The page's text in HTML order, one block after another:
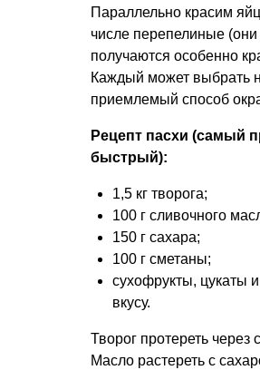
Параллельно красим
числе перепелиные (они
получаются особенно
Каждый может выбрать
приемлемый способ
Рецепт пасхи (самый
быстрый):
1,5 кг творога;
100 г сливочного
150 г сахара;
100 г сметаны;
сухофрукты, цукаты
вкусу.
Творог протереть через
Масло растереть с